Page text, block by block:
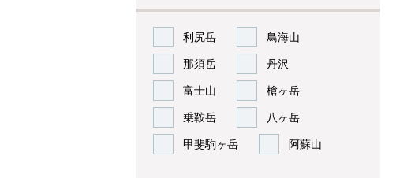
利尻岳 鳥海山
那須岳 丹沢
富士山 槍ヶ岳
乗鞍岳 八ヶ岳
甲斐駒ヶ岳 阿蘇山